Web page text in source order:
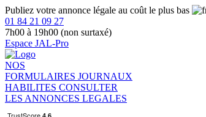
Publiez votre annonce légale au coût le plus bas
01 84 21 09 27
7h00 à 19h00 (non surtaxé)
Espace JAL-Pro
NOS
FORMULAIRES JOURNAUX
HABILITES CONSULTER
LES ANNONCES LEGALES